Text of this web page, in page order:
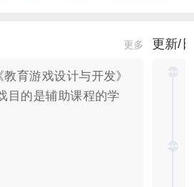
更多
育游戏设计与开发》
目的是辅助课程的学
更新/